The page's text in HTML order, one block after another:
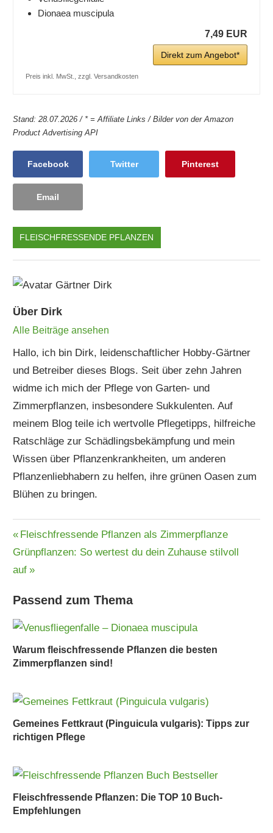
Dionaea muscipula
7,49 EUR
Direkt zum Angebot*
Preis inkl. MwSt., zzgl. Versandkosten
Stand: 28.07.2026 / * = Affiliate Links / Bilder von der Amazon
Product Advertising API
Facebook Twitter Pinterest
Email
FLEISCHFRESSENDE PFLANZEN
PFLANZEN
Über Dirk
Alle Beiträge ansehen
Hallo, ich bin Dirk, leidenschaftlicher Hobby-Gärtner
und Betreiber dieses Blogs. Seit über zehn Jahren
widme ich mich der Pflege von Garten- und
Zimmerpflanzen, insbesondere Sukkulenten. Auf
meinem Blog teile ich wertvolle Pflegetipps, hilfreiche
Ratschläge zur Schädlingsbekämpfung und mein
Wissen über Pflanzenkrankheiten, um anderen
Pflanzenliebhabern zu helfen, ihre grünen Oasen zum
Blühen zu bringen.
Beitragsnavigation
Vorheriger
Beitrag:
Fleischfressende Pflanzen als Zimmerpflanze
Nächster
Beitrag:
Grünpflanzen: So wertest du dein Zuhause stilvoll
auf
Passend zum Thema
Warum fleischfressende Pflanzen die besten
Zimmerpflanzen sind!
Gemeines Fettkraut (Pinguicula vulgaris): Tipps zur
richtigen Pflege
Fleischfressende Pflanzen: Die TOP 10 Buch-
Empfehlungen